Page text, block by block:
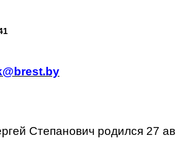
Степанович родился 27